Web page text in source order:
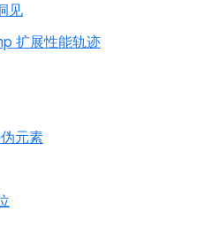
见
扩展性能轨迹
元素